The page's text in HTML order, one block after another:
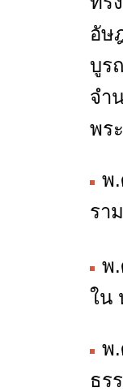
อัษ
บูร
จำ
พร
พ
ราม
พ.
ใน
พ.
ธร